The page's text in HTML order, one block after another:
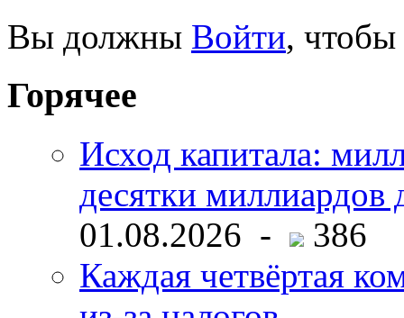
Вы должны Войти, чтобы
Горячее
Исход капитала:
десятки миллиардов
01.08.2026 -
386
Каждая четвёртая